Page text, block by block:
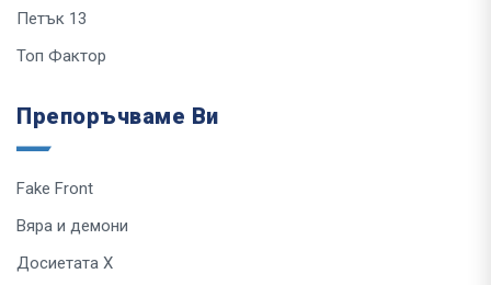
Петък 13
Топ Фактор
Препоръчваме Ви
Fake Front
Вяра и демони
Досиетата Х